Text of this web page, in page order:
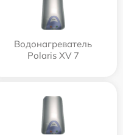
Водонагреватель
Polaris XV 7